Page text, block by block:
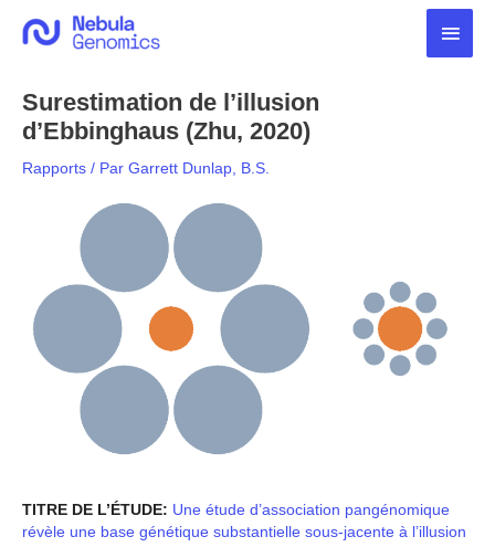
Surestimation de l’illusion
d’Ebbinghaus (Zhu, 2020)
Rapports / Par Garrett Dunlap, B.S.
TITRE DE L’ÉTUDE: Une étude d’association pangénomique
révèle une base génétique substantielle sous-jacente à l’illusion